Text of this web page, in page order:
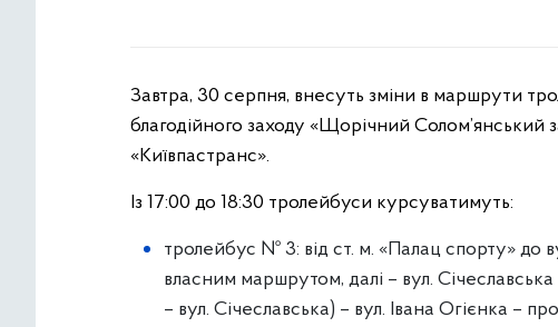
Завтра, 30 серпня, внесуть зміни в маршрути
благодійного заходу «Щорічний Солом’янський
«Київпастранс».
Із 17:00 до 18:30 тролейбуси курсуватимуть:
тролейбус № 3: від ст. м. «Палац спорту» до
власним маршрутом, далі – вул.
– вул. Січеславська) – вул. Івана Огієнка –